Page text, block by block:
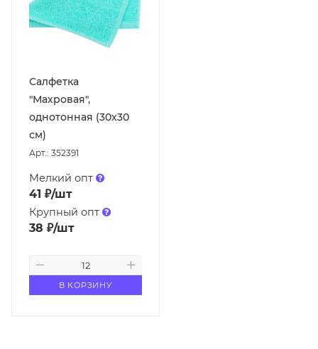
Салфетка
"Махровая",
однотонная (30х30
см)
Арт.: 352391
Мелкий опт
41 ₽/шт
Крупный опт
38 ₽/шт
В КОРЗИНУ